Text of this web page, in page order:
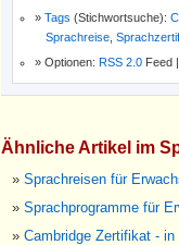
Tags (Stichwortsuche):
Sprachreise
Optionen: RSS 2.0 Feed |
Ähnliche Artikel im
Sprachreisen für
Sprachprogramme für
Cambridge Zertifikat - in